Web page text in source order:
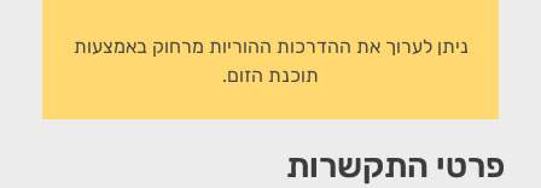
ניתן לערוך את ההדרכות ההוריות מרחוק באמצעות
תוכנת הזום.
פרטי התקשרות